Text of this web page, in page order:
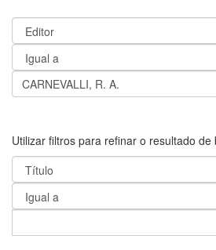
Utilizar filtros para refinar o resultado de